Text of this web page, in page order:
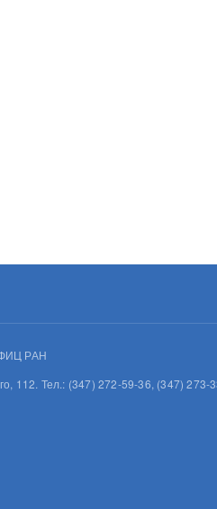
РАН
112. Тел.: (347) 272-59-36, (347)